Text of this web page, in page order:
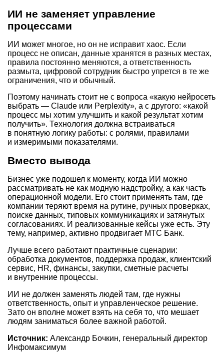
ИИ не заменяет управление
процессами
ИИ может многое, но он не исправит хаос. Если
процесс не описан, данные хранятся в разных местах,
правила постоянно меняются, а ответственность
размыта, цифровой сотрудник быстро упрется в те же
ограничения, что и обычный.
Поэтому начинать стоит не с вопроса «какую нейросеть
выбрать — Claude или Perplexity», а с другого: «какой
процесс мы хотим улучшить и какой результат хотим
получить». Технология должна встраиваться
в понятную логику работы: с ролями, правилами
и измеримыми показателями.
Вместо вывода
Бизнес уже подошел к моменту, когда ИИ можно
рассматривать не как модную надстройку, а как часть
операционной модели. Его стоит применять там, где
компании теряют время на рутине, ручных проверках,
поиске данных, типовых коммуникациях и затянутых
согласованиях. И реализованные кейсы уже есть. Эту
тему, например, активно продвигает МТС Банк.
Лучше всего работают практичные сценарии:
обработка документов, поддержка продаж, клиентский
сервис, HR, финансы, закупки, сметные расчеты
и внутренние процессы.
ИИ не должен заменять людей там, где нужны
ответственность, опыт и управленческое решение.
Зато он вполне может взять на себя то, что мешает
людям заниматься более важной работой.
Источник: Александр Бочкин, генеральный директор
Инфомаксимум